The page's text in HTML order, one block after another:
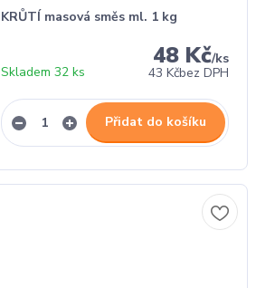
KRŮTÍ masová směs ml. 1 kg
48 Kč/ks
43 Kčbez DPH
Skladem 32 ks
Přidat do košíku